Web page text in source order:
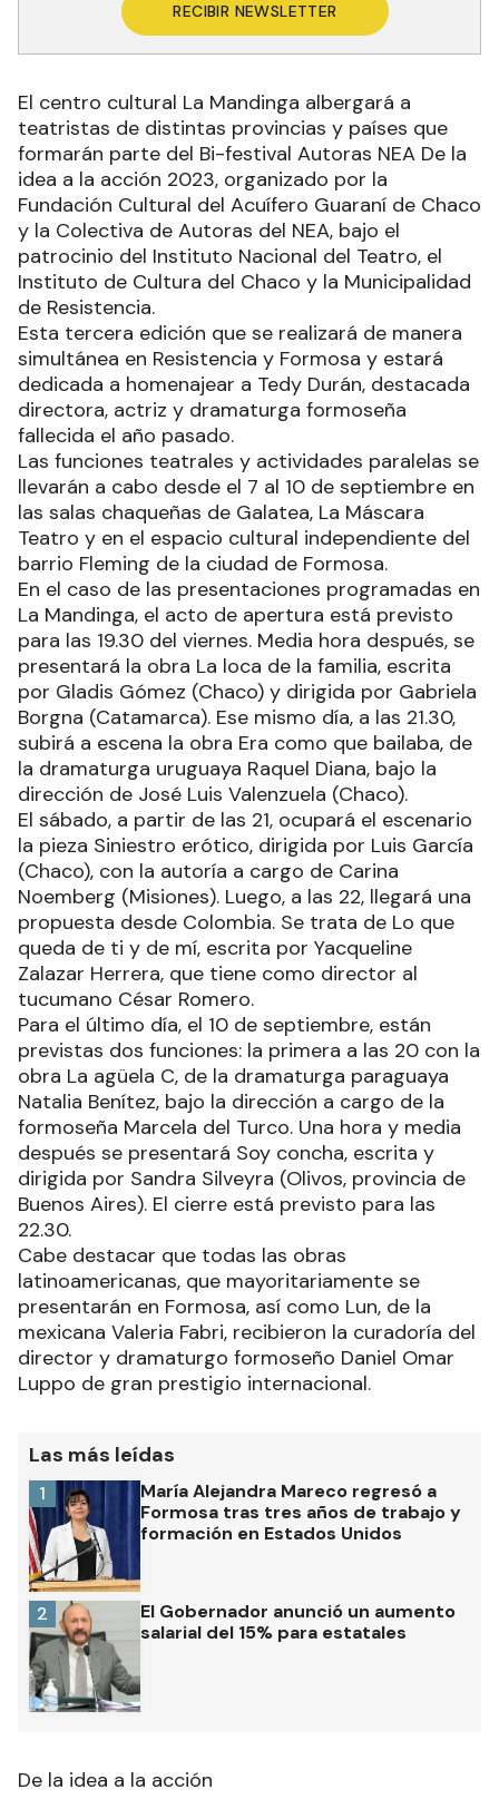
RECIBIR NEWSLETTER
El centro cultural La Mandinga albergará a
teatristas de distintas provincias y países que
formarán parte del Bi-festival Autoras NEA De la
idea a la acción 2023, organizado por la
Fundación Cultural del Acuífero Guaraní de Chaco
y la Colectiva de Autoras del NEA, bajo el
patrocinio del Instituto Nacional del Teatro, el
Instituto de Cultura del Chaco y la Municipalidad
de Resistencia.
Esta tercera edición que se realizará de manera
simultánea en Resistencia y Formosa y estará
dedicada a homenajear a Tedy Durán, destacada
directora, actriz y dramaturga formoseña
fallecida el año pasado.
Las funciones teatrales y actividades paralelas se
llevarán a cabo desde el 7 al 10 de septiembre en
las salas chaqueñas de Galatea, La Máscara
Teatro y en el espacio cultural independiente del
barrio Fleming de la ciudad de Formosa.
En el caso de las presentaciones programadas en
La Mandinga, el acto de apertura está previsto
para las 19.30 del viernes. Media hora después, se
presentará la obra La loca de la familia, escrita
por Gladis Gómez (Chaco) y dirigida por Gabriela
Borgna (Catamarca). Ese mismo día, a las 21.30,
subirá a escena la obra Era como que bailaba, de
la dramaturga uruguaya Raquel Diana, bajo la
dirección de José Luis Valenzuela (Chaco).
El sábado, a partir de las 21, ocupará el escenario
la pieza Siniestro erótico, dirigida por Luis García
(Chaco), con la autoría a cargo de Carina
Noemberg (Misiones). Luego, a las 22, llegará una
propuesta desde Colombia. Se trata de Lo que
queda de ti y de mí, escrita por Yacqueline
Zalazar Herrera, que tiene como director al
tucumano César Romero.
Para el último día, el 10 de septiembre, están
previstas dos funciones: la primera a las 20 con la
obra La agüela C, de la dramaturga paraguaya
Natalia Benítez, bajo la dirección a cargo de la
formoseña Marcela del Turco. Una hora y media
después se presentará Soy concha, escrita y
dirigida por Sandra Silveyra (Olivos, provincia de
Buenos Aires). El cierre está previsto para las
22.30.
Cabe destacar que todas las obras
latinoamericanas, que mayoritariamente se
presentarán en Formosa, así como Lun, de la
mexicana Valeria Fabri, recibieron la curadoría del
director y dramaturgo formoseño Daniel Omar
Luppo de gran prestigio internacional.
Las más leídas
María Alejandra Mareco regresó a
Formosa tras tres años de trabajo y
formación en Estados Unidos
1
El Gobernador anunció un aumento
salarial del 15% para estatales
2
De la idea a la acción